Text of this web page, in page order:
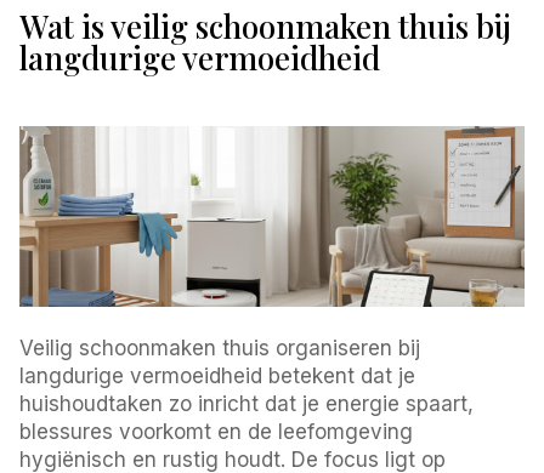
Wat is veilig schoonmaken thuis bij
langdurige vermoeidheid
Veilig schoonmaken thuis organiseren bij
langdurige vermoeidheid betekent dat je
huishoudtaken zo inricht dat je energie spaart,
blessures voorkomt en de leefomgeving
hygiënisch en rustig houdt. De focus ligt op